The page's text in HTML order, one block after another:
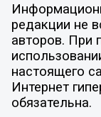
редакции не
авторов. При
настоящего
Интернет
обязательна.